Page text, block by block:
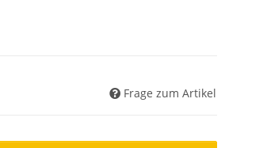
Frage zum Artikel